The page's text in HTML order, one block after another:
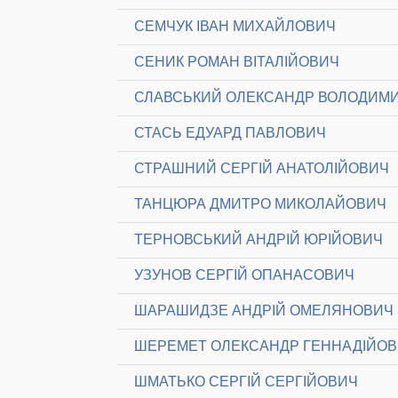
СЕМЧУК ІВАН МИХАЙЛОВИЧ
СЕНИК РОМАН ВІТАЛІЙОВИЧ
СЛАВСЬКИЙ ОЛЕКСАНДР
СТАСЬ ЕДУАРД ПАВЛОВИЧ
СТРАШНИЙ СЕРГІЙ АНАТОЛІЙОВИЧ
ТАНЦЮРА ДМИТРО МИКОЛАЙОВИЧ
ТЕРНОВСЬКИЙ АНДРІЙ ЮРІЙОВИЧ
УЗУНОВ СЕРГІЙ ОПАНАСОВИЧ
ШАРАШИДЗЕ АНДРІЙ ОМЕЛЯНОВИЧ
ШЕРЕМЕТ ОЛЕКСАНДР
ШМАТЬКО СЕРГІЙ СЕРГІЙОВИЧ